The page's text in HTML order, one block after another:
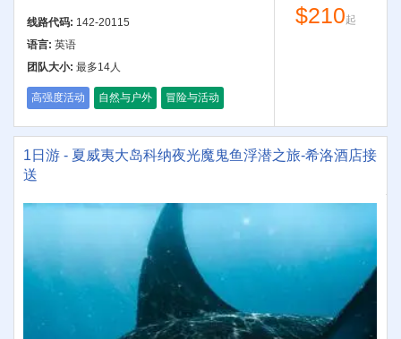
线路代码: 142-20115
语言: 英语
团队大小: 最多14人
高强度活动 自然与户外 冒险与活动
$210起
1日游 - 夏威夷大岛科纳夜光魔鬼鱼浮潜之旅-希洛酒店接
送